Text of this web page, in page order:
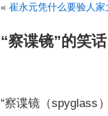
« 崔永元凭什么要验人家
“察谍镜”的笑话
“察谍镜（spyglass